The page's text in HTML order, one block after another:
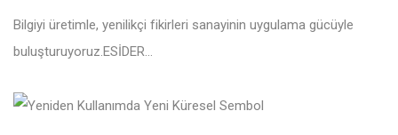
Bilgiyi üretimle, yenilikçi fikirleri sanayinin uygulama gücüyle
buluşturuyoruz.ESİDER...